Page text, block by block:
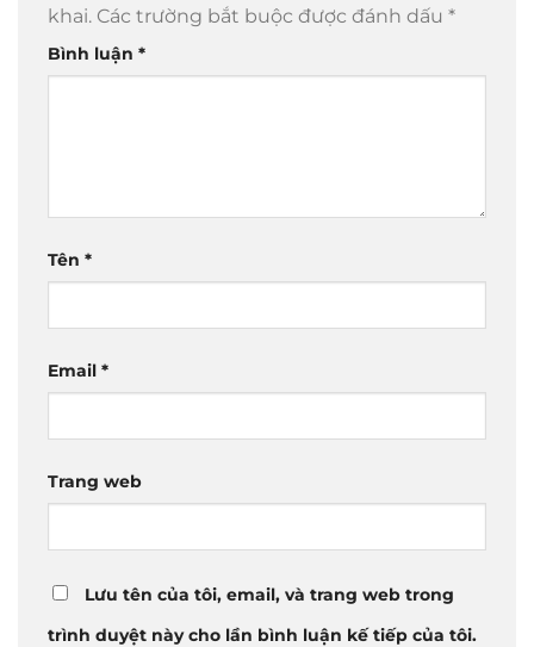
khai. Các trường bắt buộc được đánh dấu *
Bình luận *
Tên *
Email *
Trang web
Lưu tên của tôi, email, và trang web trong
trình duyệt này cho lần bình luận kế tiếp của tôi.